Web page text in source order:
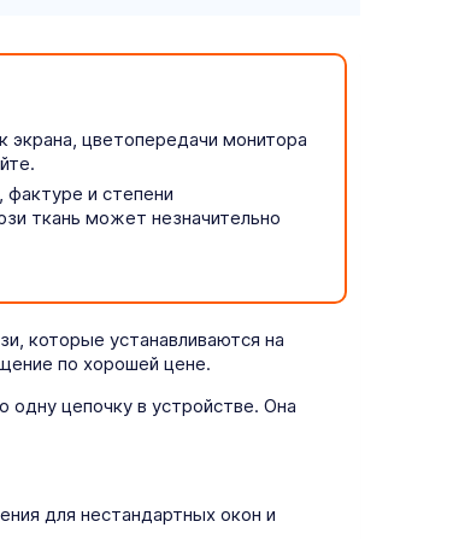
экрана, цветопередачи монитора
фактуре и степени
ткань может незначительно
которые устанавливаются на
по хорошей цене.
одну цепочку в устройстве. Она
для нестандартных окон и